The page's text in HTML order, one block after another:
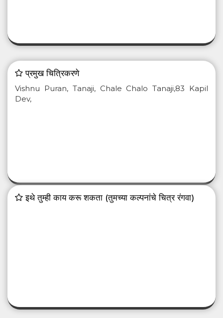
प्रमुख चित्रिकरणे
Vishnu Puran, Tanaji, Chale Chalo Tanaji,83 Kapil
Dev,
इथे तुम्ही काय करू शकता (तुमच्या कल्पनांचे चित्र रंगवा)